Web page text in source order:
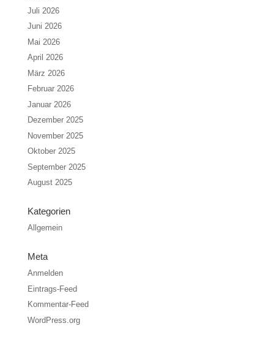
Juli 2026
Juni 2026
Mai 2026
April 2026
März 2026
Februar 2026
Januar 2026
Dezember 2025
November 2025
Oktober 2025
September 2025
August 2025
Kategorien
Allgemein
Meta
Anmelden
Eintrags-Feed
Kommentar-Feed
WordPress.org